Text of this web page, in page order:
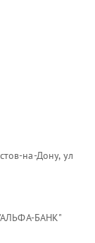
на-Дону, ул
БАНК"